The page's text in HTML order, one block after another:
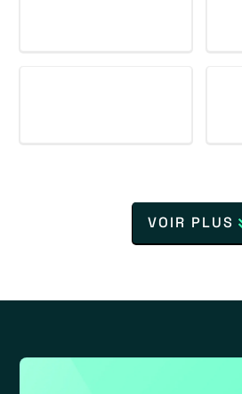
VOIR PLUS